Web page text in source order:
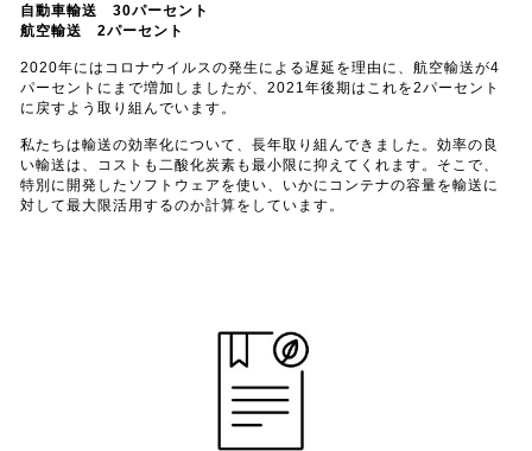
自動車輸送 30パーセント
航空輸送 2パーセント
2020年にはコロナウイルスの発生による遅延を理由に、航空輸送が4
パーセントにまで増加しましたが、2021年後期はこれを2パーセント
に戻すよう取り組んでいます。
私たちは輸送の効率化について、長年取り組んできました。効率の良
い輸送は、コストも二酸化炭素も最小限に抑えてくれます。そこで、
特別に開発したソフトウェアを使い、いかにコンテナの容量を輸送に
対して最大限活用するのか計算をしています。